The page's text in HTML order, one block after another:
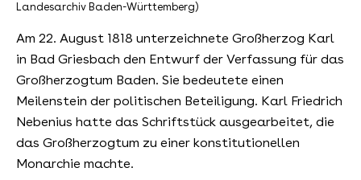
Landesarchiv Baden-Württemberg)
Am 22. August 1818 unterzeichnete Großherzog Karl
in Bad Griesbach den Entwurf der Verfassung für das
Großherzogtum Baden. Sie bedeutete einen
Meilenstein der politischen Beteiligung. Karl Friedrich
Nebenius hatte das Schriftstück ausgearbeitet, die
das Großherzogtum zu einer konstitutionellen
Monarchie machte.